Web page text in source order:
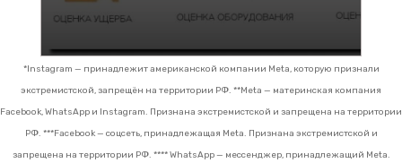
*Instagram — принадлежит американской компании Meta, которую признали
экстремистской, запрещён на территории РФ. **Meta — материнская компания
Facebook, WhatsApp и Instagram. Признана экстремистской и запрещена на территории
РФ. ***Facebook — соцсеть, принадлежащая Meta. Признана экстремистской и
запрещена на территории РФ. **** WhatsApp — мессенджер, принадлежащий Meta.